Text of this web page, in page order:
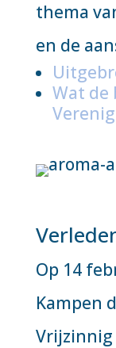
thema
en de
Wat de
Op 14
Kampen